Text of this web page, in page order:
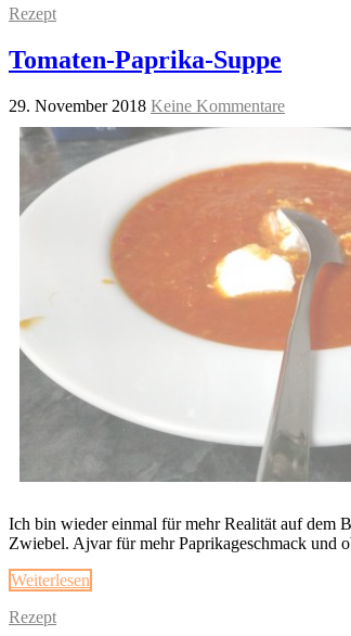
Rezept
Tomaten-Paprika-Suppe
29. November 2018 Keine Kommentare
Ich bin wieder einmal für mehr Realität auf dem
Zwiebel. Ajvar für mehr Paprikageschmack und
Weiterlesen
Rezept